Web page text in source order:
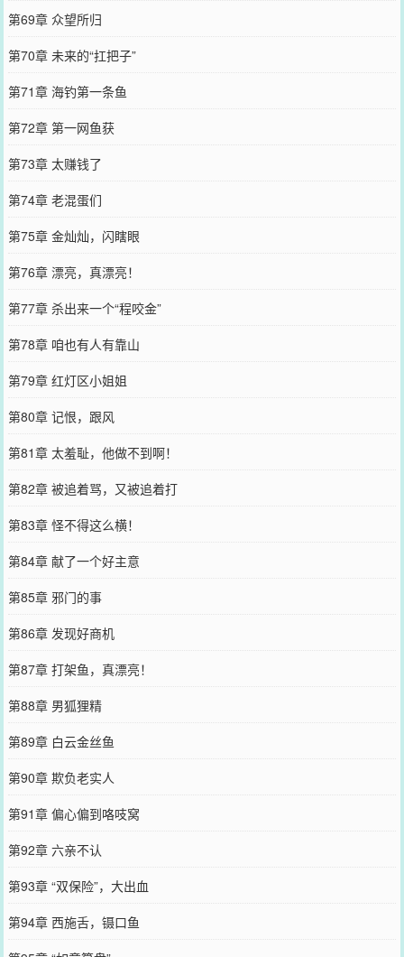
第69章 众望所归
第70章 未来的“扛把子”
第71章 海钓第一条鱼
第72章 第一网鱼获
第73章 太赚钱了
第74章 老混蛋们
第75章 金灿灿，闪瞎眼
第76章 漂亮，真漂亮！
第77章 杀出来一个“程咬金”
第78章 咱也有人有靠山
第79章 红灯区小姐姐
第80章 记恨，跟风
第81章 太羞耻，他做不到啊！
第82章 被追着骂，又被追着打
第83章 怪不得这么横！
第84章 献了一个好主意
第85章 邪门的事
第86章 发现好商机
第87章 打架鱼，真漂亮！
第88章 男狐狸精
第89章 白云金丝鱼
第90章 欺负老实人
第91章 偏心偏到咯吱窝
第92章 六亲不认
第93章 “双保险”，大出血
第94章 西施舌，镊口鱼